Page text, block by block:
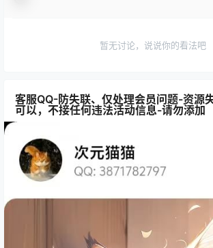
暂无讨论，说说你的看法吧
客服QQ-防失联、仅处理会员问题-资源
可以，不接任何违法活动信息-请勿添加